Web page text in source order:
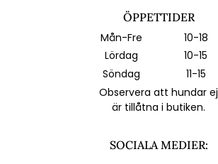
ÖPPETTIDER
Mån-Fre
10-18
Lördag
10-15
Söndag
11-15
Observera att hundar ej
är tillåtna i butiken.
SOCIALA MEDIER: